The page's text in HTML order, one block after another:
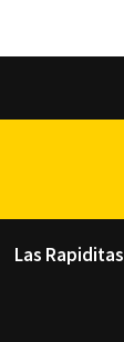
Las Rapiditas